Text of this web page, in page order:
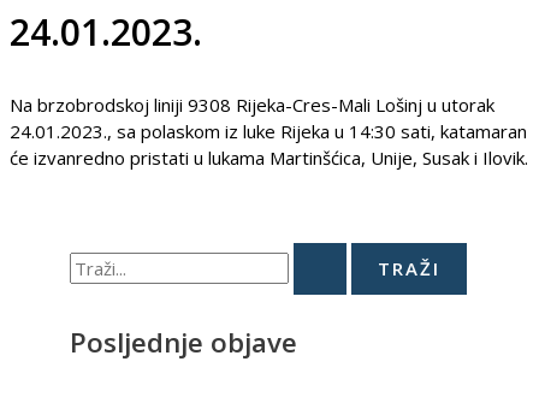
24.01.2023.
Na brzobrodskoj liniji 9308 Rijeka-Cres-Mali Lošinj u utorak
24.01.2023., sa polaskom iz luke Rijeka u 14:30 sati, katamaran
će izvanredno pristati u lukama Martinšćica, Unije, Susak i Ilovik.
Posljednje objave